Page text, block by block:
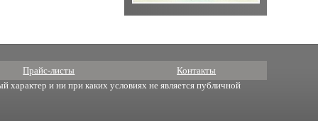
Прайс-листы
Контакты
характер и ни при каких условиях не является публичной